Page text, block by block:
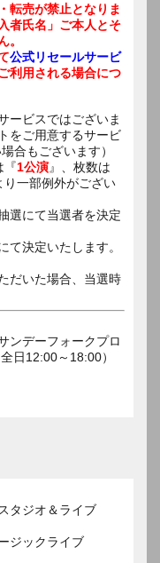
転売が禁止となりま
者氏名」ご本人とそ
。
公式リセールサービ
利用される場合につ
ービスではございま
をご用意するサービ
合もございます）
『1公演』、枚数は
一部例外がござい
選にて当選者を決定
て決定いたします。
だいた場合、当選時
デーフォークプロ
日12:00～18:00）
タジオ＆ライブ
ジックライブ